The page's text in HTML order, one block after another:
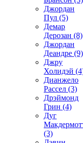
Джордан
Пул (5)
Демар
Дерозан (8)
Джордан
Деандре (9)
Джру
Холидэй
Дианжело
Рассел (3)
Дрэймонд
Грин (4)
Дуг
(3)